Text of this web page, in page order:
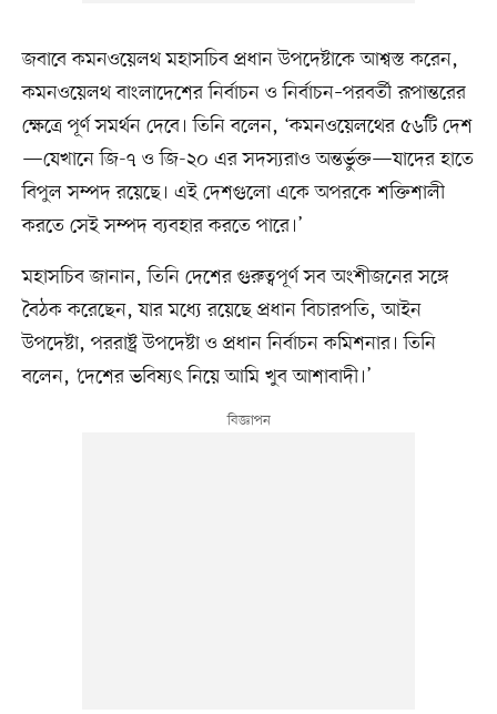
জবাবে কমনওয়েলথ মহাসচিব প্রধান উপদেষ্টাকে আশ্বস্ত করেন,
কমনওয়েলথ বাংলাদেশের নির্বাচন ও নির্বাচন–পরবর্তী রূপান্তরের
ক্ষেত্রে পূর্ণ সমর্থন দেবে। তিনি বলেন, ‘কমনওয়েলথের ৫৬টি দেশ
—যেখানে জি-৭ ও জি-২০ এর সদস্যরাও অন্তর্ভুক্ত—যাদের হাতে
বিপুল সম্পদ রয়েছে। এই দেশগুলো একে অপরকে শক্তিশালী
করতে সেই সম্পদ ব্যবহার করতে পারে।’
মহাসচিব জানান, তিনি দেশের গুরুত্বপূর্ণ সব অংশীজনের সঙ্গে
বৈঠক করেছেন, যার মধ্যে রয়েছে প্রধান বিচারপতি, আইন
উপদেষ্টা, পররাষ্ট্র উপদেষ্টা ও প্রধান নির্বাচন কমিশনার। তিনি
বলেন, ‘দেশের ভবিষ্যৎ নিয়ে আমি খুব আশাবাদী।’